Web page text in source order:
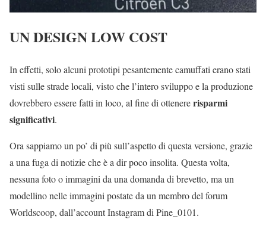
UN DESIGN LOW COST
In effetti, solo alcuni prototipi pesantemente camuffati erano stati
visti sulle strade locali, visto che l’intero sviluppo e la produzione
dovrebbero essere fatti in loco, al fine di ottenererisparmi
significativi.
Ora sappiamo un po’ di più sull’aspetto di questa versione, grazie
a una fuga di notizie che è a dir poco insolita. Questa volta,
nessuna foto o immagini da una domanda di brevetto, ma un
modellino nelle immagini postate da un membro del forum
Worldscoop, dall’account Instagram di Pine_0101.